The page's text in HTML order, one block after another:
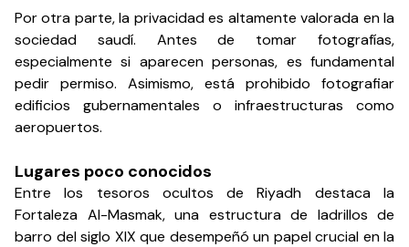
Por otra parte, la privacidad es altamente valorada en la
sociedad saudí. Antes de tomar fotografías,
especialmente si aparecen personas, es fundamental
pedir permiso. Asimismo, está prohibido fotografiar
edificios gubernamentales o infraestructuras como
aeropuertos.
Lugares poco conocidos
Entre los tesoros ocultos de Riyadh destaca la
Fortaleza Al-Masmak, una estructura de ladrillos de
barro del siglo XIX que desempeñó un papel crucial en la